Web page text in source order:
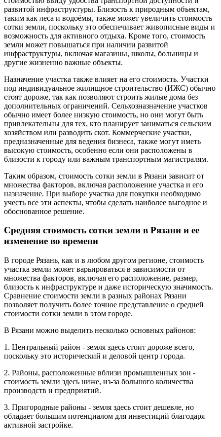
развитой инфраструктуры. Близость к природным объектам,
таким как леса и водоёмы, также может увеличить стоимость
сотки земли, поскольку это обеспечивает живописные виды и
возможность для активного отдыха. Кроме того, стоимость
земли может повышаться при наличии развитой
инфраструктуры, включая магазины, школы, больницы и
другие жизненно важные объекты.
Назначение участка также влияет на его стоимость. Участки
под индивидуальное жилищное строительство (ИЖС) обычно
стоят дороже, так как позволяют строить жилые дома без
дополнительных ограничений. Сельхозназначение участков
обычно имеет более низкую стоимость, но они могут быть
привлекательны для тех, кто планирует заниматься сельским
хозяйством или разводить скот. Коммерческие участки,
предназначенные для ведения бизнеса, также могут иметь
высокую стоимость, особенно если они расположены в
близости к городу или важным транспортным магистралям.
Таким образом, стоимость сотки земли в Рязани зависит от
множества факторов, включая расположение участка и его
назначение. При выборе участка для покупки необходимо
учесть все эти аспекты, чтобы сделать наиболее выгодное и
обоснованное решение.
Средняя стоимость сотки земли в Рязани и ее
изменение во времени
В городе Рязань, как и в любом другом регионе, стоимость
участка земли может варьироваться в зависимости от
множества факторов, включая его расположение, размер,
близость к инфраструктуре и даже историческую значимость.
Сравнение стоимости земли в разных районах Рязани
позволяет получить более точное представление о средней
стоимости сотки земли в этом городе.
В Рязани можно выделить несколько основных районов:
1. Центральный район - земля здесь стоит дороже всего,
поскольку это исторический и деловой центр города.
2. Районы, расположенные вблизи промышленных зон -
стоимость земли здесь ниже, из-за большого количества
производств и предприятий.
3. Пригородные районы - земля здесь стоит дешевле, но
обладает большим потенциалом для инвестиций благодаря
активной застройке.